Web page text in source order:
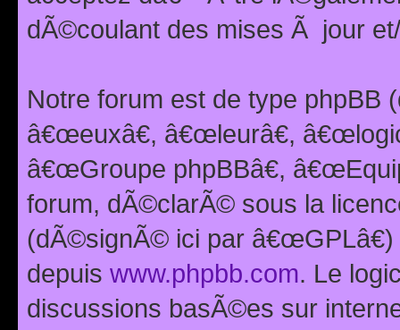
dÃ©coulant des mises Ã jour
Notre forum est de type phpBB
â€œeuxâ€, â€œleurâ€,
â€œGroupe phpBBâ€,
forum, dÃ©clarÃ© sous la
(dÃ©signÃ© ici par
depuis www.phpbb.com. Le
discussions basÃ©es sur